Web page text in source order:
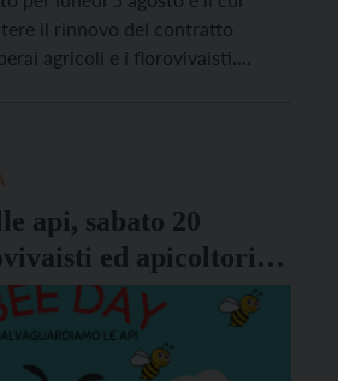
il rinnovo del contratto
agricoli e i florovivaisti.
api, sabato 20
ed apicoltori
ai visitatori